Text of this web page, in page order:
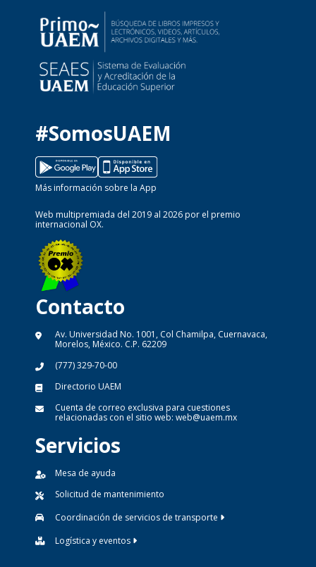
#SomosUAEM
Más información sobre la App
Web multipremiada del 2019 al 2026 por el premio
internacional OX.
Contacto
Av. Universidad No. 1001, Col Chamilpa, Cuernavaca,
Morelos, México. C.P. 62209
(777) 329-70-00
Directorio UAEM
Cuenta de correo exclusiva para cuestiones
relacionadas con el sitio web: web@uaem.mx
Servicios
Mesa de ayuda
Solicitud de mantenimiento
Coordinación de servicios de transporte
Logística y eventos